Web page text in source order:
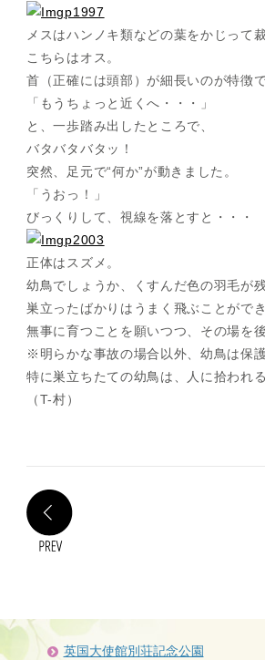
メスはハンノキ類などの葉をかじって
こちらはオス。
首（正確には頭部）が細長いのが特徴
「もうちょっと近くへ・・・」
と、一歩踏み出したところで、
バタバタバタッ！
突然、足元で“何か”が動きました。
「うおっ！」
びっくりして、視線を落とすと・・・
正体はスズメ。
幼鳥でしょうか、くすんだ色の羽毛が
巣立ったばかりはうまく飛ぶことがで
無事に育つことを願いつつ、その場を
※明らかな事故の場合以外、幼鳥は保
特に巣立ちたての幼鳥は、人に拾われ
（T-村）
英国大使館別荘記念公園